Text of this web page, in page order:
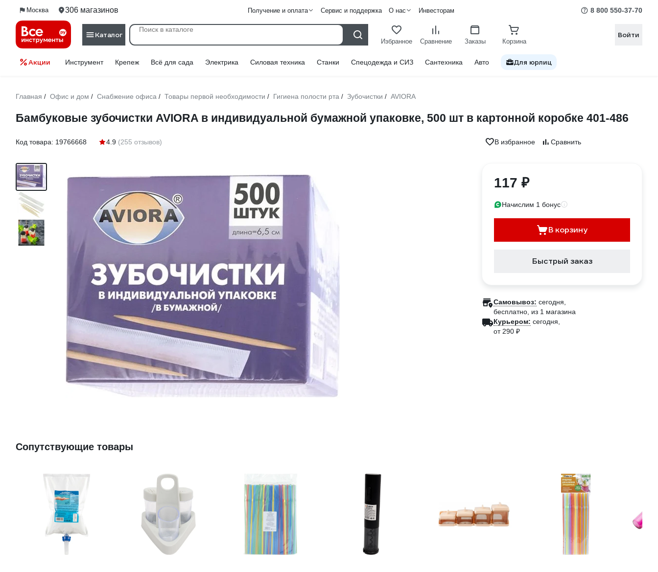
Москва 306 магазинов Получение и оплата Сервис и поддержка О нас Инвесторам 8 800 550-37-70
Каталог
Избранное Сравнение Заказы Корзина
Войти
Акции Инструмент Крепеж Всё для сада Электрика Силовая техника Станки Спецодежда и СИЗ Сантехника Авто Для юрлиц
Главная / Офис и дом / Снабжение офиса / Товары первой необходимости / Гигиена полости рта / Зубочистки / AVIORA
Бамбуковые зубочистки AVIORA в индивидуальной бумажной упаковке, 500 шт в картонной коробке 401-486
Код товара: 19766668 4.9 (255 отзывов) В избранное Сравнить
117 ₽
Начислим 1 бонус
В корзину
Быстрый заказ
Самовывоз: сегодня,
бесплатно , из 1 магазина
Курьером: сегодня,
от 290 ₽
Сопутствующие товары